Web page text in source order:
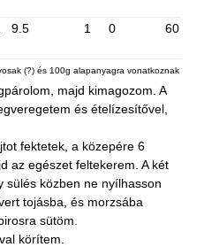
9.5 1 0 60
(?) és 100g alapanyagra vonatkoznak
majd kimagozom. A
és ételízesítővel,
fektetek, a közepére 6
az egészet feltekerem. A két
sülés közben ne nyílhasson
tojásba, és morzsába
sütöm.
körítem.